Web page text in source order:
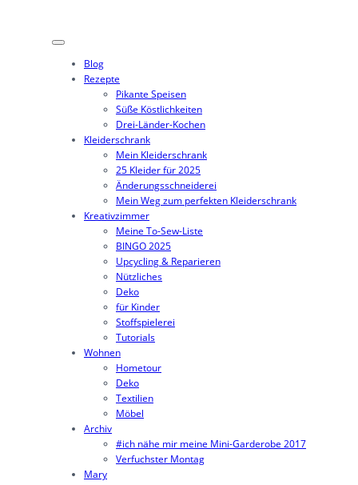
Blog
Rezepte
Pikante Speisen
Süße Köstlichkeiten
Drei-Länder-Kochen
Kleiderschrank
Mein Kleiderschrank
25 Kleider für 2025
Änderungsschneiderei
Mein Weg zum perfekten Kleiderschrank
Kreativzimmer
Meine To-Sew-Liste
BINGO 2025
Upcycling & Reparieren
Nützliches
Deko
für Kinder
Stoffspielerei
Tutorials
Wohnen
Hometour
Deko
Textilien
Möbel
Archiv
#ich nähe mir meine Mini-Garderobe 2017
Verfuchster Montag
Mary